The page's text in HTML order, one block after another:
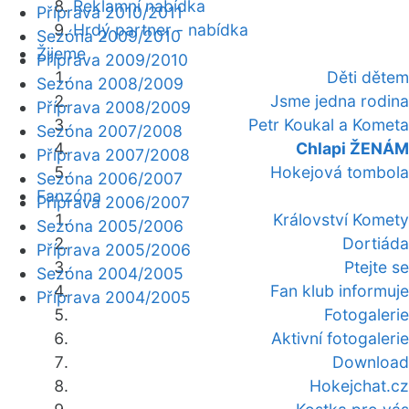
Reklamní nabídka
Hrdý partner - nabídka
Žijeme
Děti dětem
Jsme jedna rodina
Petr Koukal a Kometa
Chlapi ŽENÁM
Hokejová tombola
Fanzóna
Království Komety
Dortiáda
Ptejte se
Fan klub informuje
Fotogalerie
Aktivní fotogalerie
Download
Hokejchat.cz
Příprava 2010/2011
Sezóna 2009/2010
Příprava 2009/2010
Sezóna 2008/2009
Příprava 2008/2009
Sezóna 2007/2008
Příprava 2007/2008
Sezóna 2006/2007
Příprava 2006/2007
Sezóna 2005/2006
Příprava 2005/2006
Sezóna 2004/2005
Příprava 2004/2005